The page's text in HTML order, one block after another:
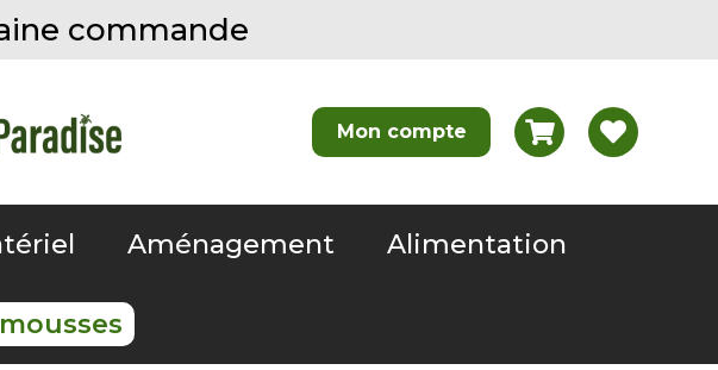
Aménagement Alimentation
commande